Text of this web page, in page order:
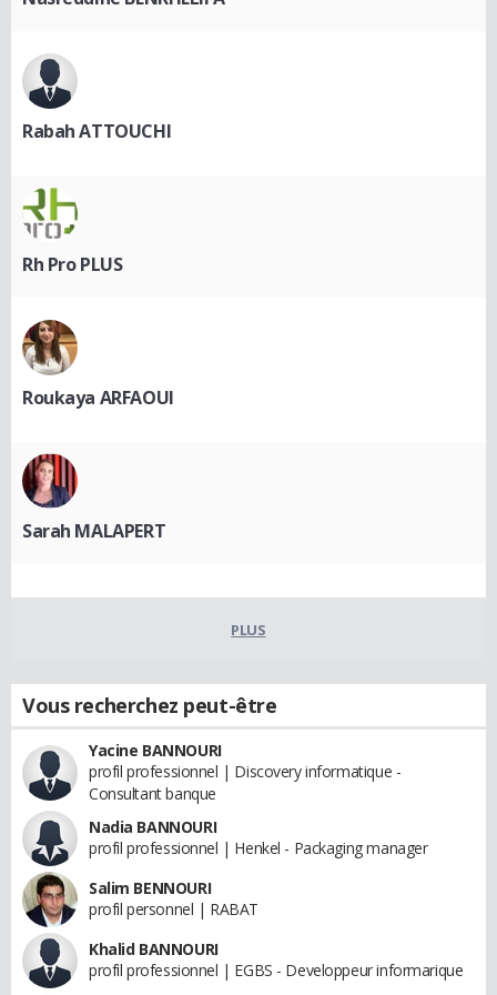
Rabah ATTOUCHI
Rh Pro PLUS
Roukaya ARFAOUI
Sarah MALAPERT
PLUS
Vous recherchez peut-être
Yacine BANNOURI
profil professionnel | Discovery informatique -
Consultant banque
Nadia BANNOURI
profil professionnel | Henkel - Packaging manager
Salim BENNOURI
profil personnel | RABAT
Khalid BANNOURI
profil professionnel | EGBS - Developpeur informarique